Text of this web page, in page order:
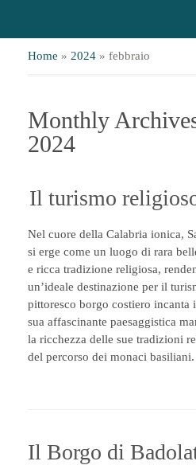
Home » 2024 » febbraio
Monthly
2024
Il turismo
Nel cuore della Calabria ionica,
si erge come un luogo di rara
e ricca tradizione religiosa,
un’ideale destinazione per il
pittoresco borgo costiero
sua affascinante paesaggistica
la ricchezza delle sue tradizioni
del percorso dei monaci
Il Borgo di